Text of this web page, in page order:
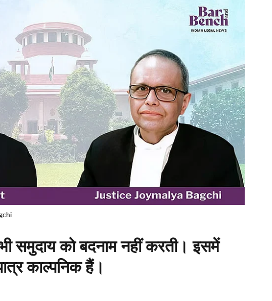
समुदाय को बदनाम नहीं करती। इसमें
काल्पनिक हैं।